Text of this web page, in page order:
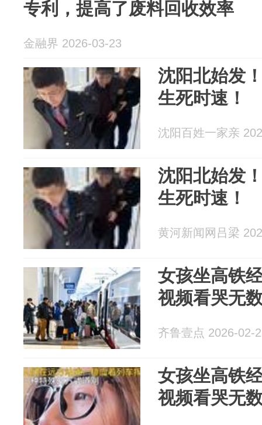
专利，提高了废料回收效率
金融界 2026-03-23
沈阳北始发
生死时速！
沈阳百姓一家亲
沈阳北始发
生死时速！
黄河新闻网吕梁
女孩坐高铁
视频看哭无
齐鲁壹点 2026-02-
女孩坐高铁
视频看哭无